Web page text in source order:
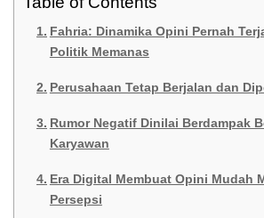
Fahria: Dinamika Opini Pernah
Politik Memanas
Perusahaan Tetap Berjalan dan
Rumor Negatif Dinilai Berdampak
Karyawan
Era Digital Membuat Opini Mudah
Persepsi